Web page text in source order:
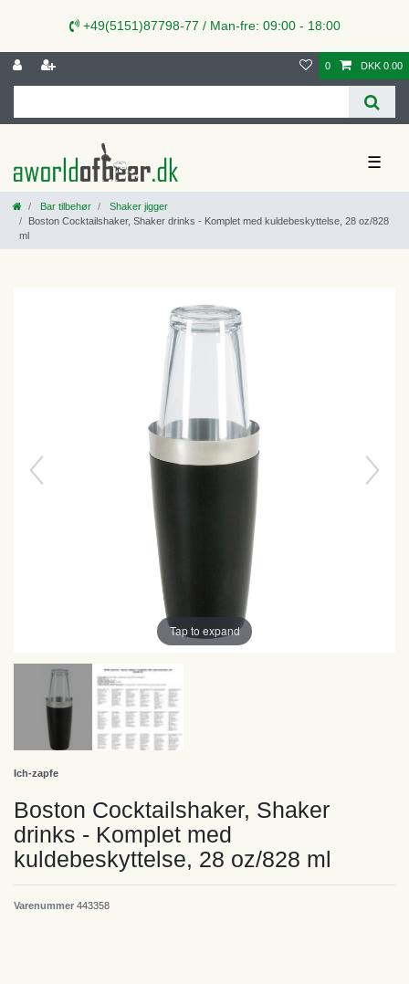
+49(5151)87798-77 / Man-fre: 09:00 - 18:00
0 DKK 0.00
☰
Bar tilbehør
Shaker jigger
Boston Cocktailshaker, Shaker drinks - Komplet med kuldebeskyttelse, 28 oz/828
ml
Tap to expand
Ich-zapfe
Boston Cocktailshaker, Shaker
drinks - Komplet med
kuldebeskyttelse, 28 oz/828 ml
Varenummer 443358